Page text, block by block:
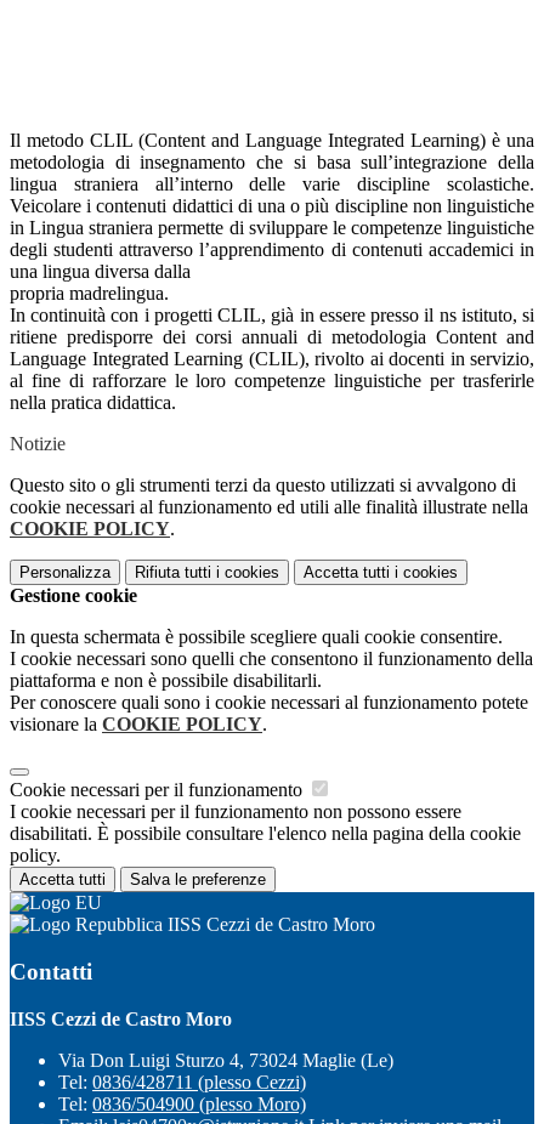
Il metodo CLIL (Content and Language Integrated Learning) è una
metodologia di insegnamento che si basa sull’integrazione della
lingua straniera all’interno delle varie discipline scolastiche.
Veicolare i contenuti didattici di una o più discipline non linguistiche
in Lingua straniera permette di sviluppare le competenze linguistiche
degli studenti attraverso l’apprendimento di contenuti accademici in
una lingua diversa dalla
propria madrelingua.
In continuità con i progetti CLIL, già in essere presso il ns istituto, si
ritiene predisporre dei corsi annuali di metodologia Content and
Language Integrated Learning (CLIL), rivolto ai docenti in servizio,
al fine di rafforzare le loro competenze linguistiche per trasferirle
nella pratica didattica.
Notizie
Questo sito o gli strumenti terzi da questo utilizzati si avvalgono di
cookie necessari al funzionamento ed utili alle finalità illustrate nella
COOKIE POLICY.
Personalizza Rifiuta tutti i cookies Accetta tutti i cookies
Gestione cookie
In questa schermata è possibile scegliere quali cookie consentire.
I cookie necessari sono quelli che consentono il funzionamento della
piattaforma e non è possibile disabilitarli.
Per conoscere quali sono i cookie necessari al funzionamento potete
visionare la COOKIE POLICY.
Cookie necessari per il funzionamento
I cookie necessari per il funzionamento non possono essere
disabilitati. È possibile consultare l'elenco nella pagina della cookie
policy.
Accetta tutti Salva le preferenze
IISS Cezzi de Castro Moro
Contatti
IISS Cezzi de Castro Moro
Via Don Luigi Sturzo 4, 73024 Maglie (Le)
Tel: 0836/428711 (plesso Cezzi)
Tel: 0836/504900 (plesso Moro)